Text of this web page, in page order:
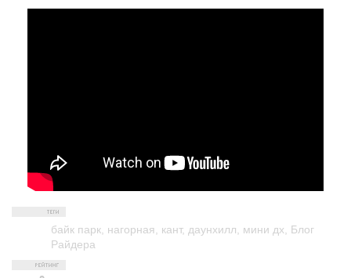
байк парк нагорная кант, даунхилл мини дх
Блог
Райдера